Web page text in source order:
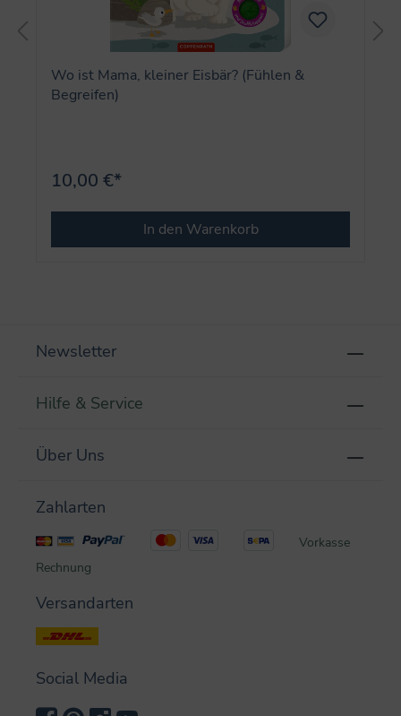
Wo ist Mama, kleiner Eisbär? (Fühlen &
Begreifen)
10,00 €*
In den Warenkorb
Newsletter
Hilfe & Service
Über Uns
Zahlarten
Vorkasse
Rechnung
Versandarten
Social Media